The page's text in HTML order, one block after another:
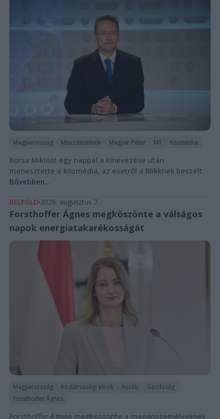
Magyarország Miniszterelnök Magyar Péter M1 Közmédia
Borsa Miklóst egy nappal a kinevezése után
menesztette a közmédia, az esetről a Blikknek beszélt.
Bővebben...
BELFÖLD 2026. augusztus 7.
Forsthoffer Ágnes megköszönte a válságos
napok energiatakarékosságát
Magyarország Köztársasági elnök Aszály
Gazdaság
Forsthoffer Ágnes
Forsthoffer Ágnes megköszönte a magánszemélyeknek